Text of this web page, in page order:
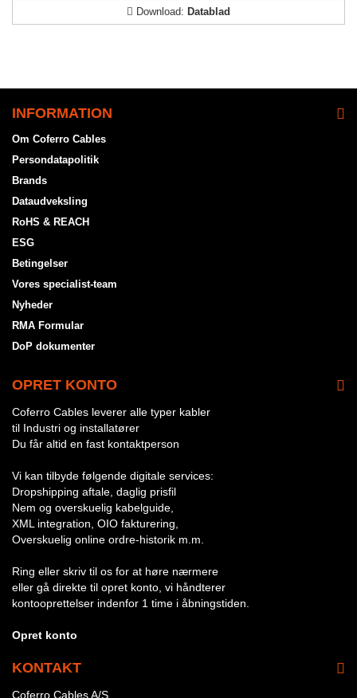
Download: Datablad
INFORMATION
Om Coferro Cables
Persondatapolitik
Brands
Dataudveksling
RoHS & REACH
ESG
Betingelser
Vores specialist-team
Nyheder
RMA Formular
DoP dokumenter
OPRET KONTO
Coferro Cables leverer alle typer kabler
til Industri og installatører
Du får altid en fast kontaktperson
Vi kan tilbyde følgende digitale services:
Dropshipping aftale, daglig prisfil
Nem og overskuelig kabelguide,
XML integration, OIO fakturering,
Overskuelig online ordre-historik m.m.
Ring eller skriv til os for at høre nærmere
eller gå direkte til opret konto, vi håndterer
kontooprettelser indenfor 1 time i åbningstiden.
Opret konto
KONTAKT
Coferro Cables A/S